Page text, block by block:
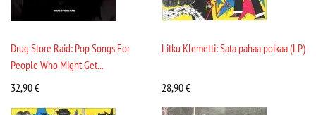
Drug Store Raid: Pop Songs For
People Who Might Get...
32,90€
Litku Klemetti: Sata pahaa poikaa (LP)
28,90€